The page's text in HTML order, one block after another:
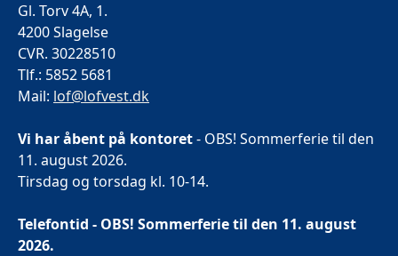
Gl. Torv 4A, 1.
4200 Slagelse
CVR. 30228510
Tlf.: 5852 5681
Mail: lof@lofvest.dk
Vi har åbent på kontoret- OBS! Sommerferie til den
11. august 2026.
Tirsdag og torsdag kl. 10-14.
Telefontid - OBS! Sommerferie til den 11. august
2026.